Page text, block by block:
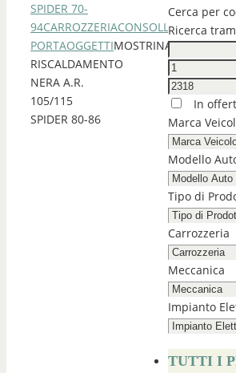
SPIDER 70-
94CARROZZERIACONSOLLE
PORTAOGGETTIMOSTRINA
RISCALDAMENTO
NERA A.R.
105/115
SPIDER 80-86
Cerca per
Ricerca
In
Marca
Modello
Tipo di
Carrozzeria
Meccanica
Impianto
TUTTI I